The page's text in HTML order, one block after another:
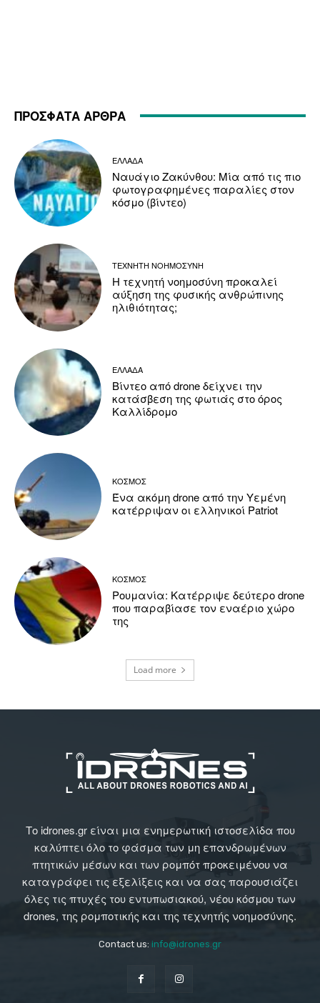
ΠΡΟΣΦΑΤΑ ΑΡΘΡΑ
ΕΛΛΑΔΑ
Ναυάγιο Ζακύνθου: Μία από τις πιο
φωτογραφημένες παραλίες στον
κόσμο (βίντεο)
ΤΕΧΝΗΤΗ ΝΟΗΜΟΣΥΝΗ
Η τεχνητή νοημοσύνη προκαλεί
αύξηση της φυσικής ανθρώπινης
ηλιθιότητας;
ΕΛΛΑΔΑ
Βίντεο από drone δείχνει την
κατάσβεση της φωτιάς στο όρος
Καλλίδρομο
ΚΟΣΜΟΣ
Ένα ακόμη drone από την Υεμένη
κατέρριψαν οι ελληνικοί Patriot
ΚΟΣΜΟΣ
Ρουμανία: Κατέρριψε δεύτερο drone
που παραβίασε τον εναέριο χώρο
της
Load more
Το idrones.gr είναι μια ενημερωτική ιστοσελίδα που
καλύπτει όλο το φάσμα των μη επανδρωμένων
πτητικών μέσων και των ρομπότ προκειμένου να
καταγράφει τις εξελίξεις και να σας παρουσιάζει
όλες τις πτυχές του εντυπωσιακού, νέου κόσμου των
drones, της ρομποτικής και της τεχνητής νοημοσύνης.
Contact us: info@idrones.gr